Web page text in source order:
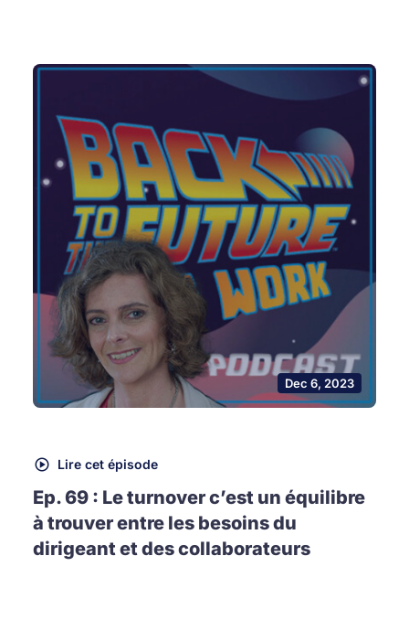
Dec 6, 2023
Lire cet épisode
Ep. 69 : Le turnover c’est un équilibre
à trouver entre les besoins du
dirigeant et des collaborateurs